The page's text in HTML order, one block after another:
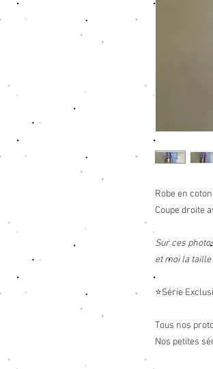
Robe en
Coupe droite
Sur ces
et moi la taille
⭐Série
Tous nos
Nos petites